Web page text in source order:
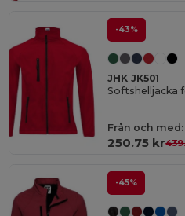
-43%
JHK JK501
Softshelljacka
Från och med:
250.75 kr
-45%